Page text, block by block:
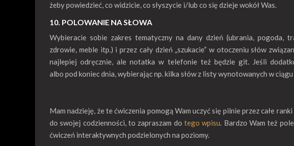
żeby powiedzieć, co widzicie, co słyszycie i/lub co się dzieje wokół Was.
10. POLOWANIE NA SŁOWA
Wybieracie sobie zakres tematyczny na dany dzień (ubrania, pogoda,
zdrowie, meble itp.) i przez cały dzień „szukacie” w otoczeniu słów
najlepiej odręcznie, ale notatka w telefonie też będzie git. Jeśli
albo pod koniec dnia, wybierając np. kilka słów z listy wynotowanych w
Mam nadzieję, że te ćwiczenia pomogą Wam uczyć się pilnie przez całe ranki
do swojej codzienności, to zapraszam do tego wpisu. Bardzo Wam też
ćwiczeń interaktywnych podzielonych na poziomy.